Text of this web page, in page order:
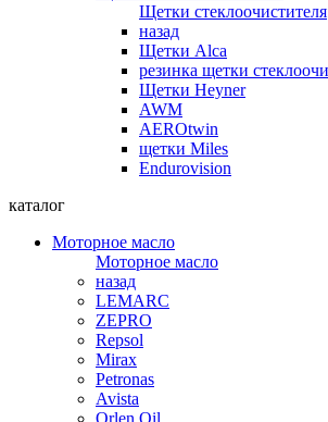
Щетки стеклоочистителя
назад
Щетки Alca
резинка щетки
Щетки Heyner
AWM
AEROtwin
щетки Miles
Endurovision
каталог
Моторное масло
Моторное масло
назад
LEMARC
ZEPRO
Repsol
Mirax
Petronas
Avista
Orlen Oil